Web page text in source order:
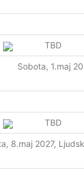
TBD
Sobota, 1.maj
TBD
8.maj 2027,